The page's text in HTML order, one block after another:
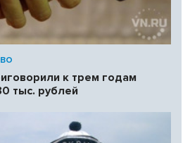
к трем годам
тыс. рублей